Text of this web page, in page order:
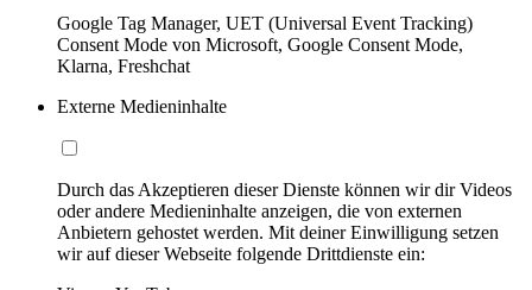
Google Tag Manager, UET (Universal Event Tracking)
Consent Mode von Microsoft, Google Consent Mode,
Klarna, Freshchat
Externe Medieninhalte
Durch das Akzeptieren dieser Dienste können wir dir Videos
oder andere Medieninhalte anzeigen, die von externen
Anbietern gehostet werden. Mit deiner Einwilligung setzen
wir auf dieser Webseite folgende Drittdienste ein: